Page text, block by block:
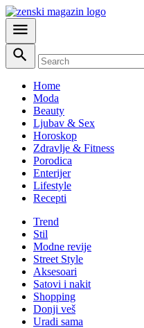
Home
Moda
Beauty
Ljubav & Sex
Horoskop
Zdravlje & Fitness
Porodica
Enterijer
Lifestyle
Recepti
Trend
Stil
Modne revije
Street Style
Aksesoari
Satovi i nakit
Shopping
Donji veš
Uradi sama